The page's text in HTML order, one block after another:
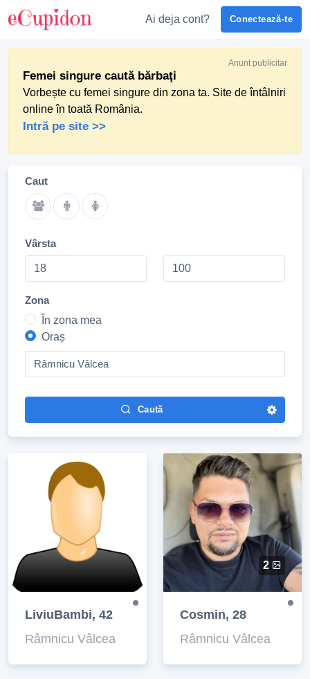
Ai deja cont? Conectează-te
Anunt publicitar
Femei singure caută bărbaţi
Vorbește cu femei singure din zona ta. Site de întâlniri
online în toată România.
Intră pe site >>
Caut
Vârsta
Zona
În zona mea
Oraș
Râmnicu Vâlcea
Caută
LiviuBambi, 42
Râmnicu Vâlcea
2
Cosmin, 28
Râmnicu Vâlcea